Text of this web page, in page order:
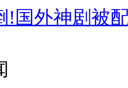
倒车逃窜
!国外神剧被